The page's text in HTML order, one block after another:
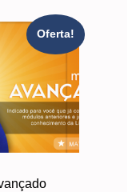
Oferta!